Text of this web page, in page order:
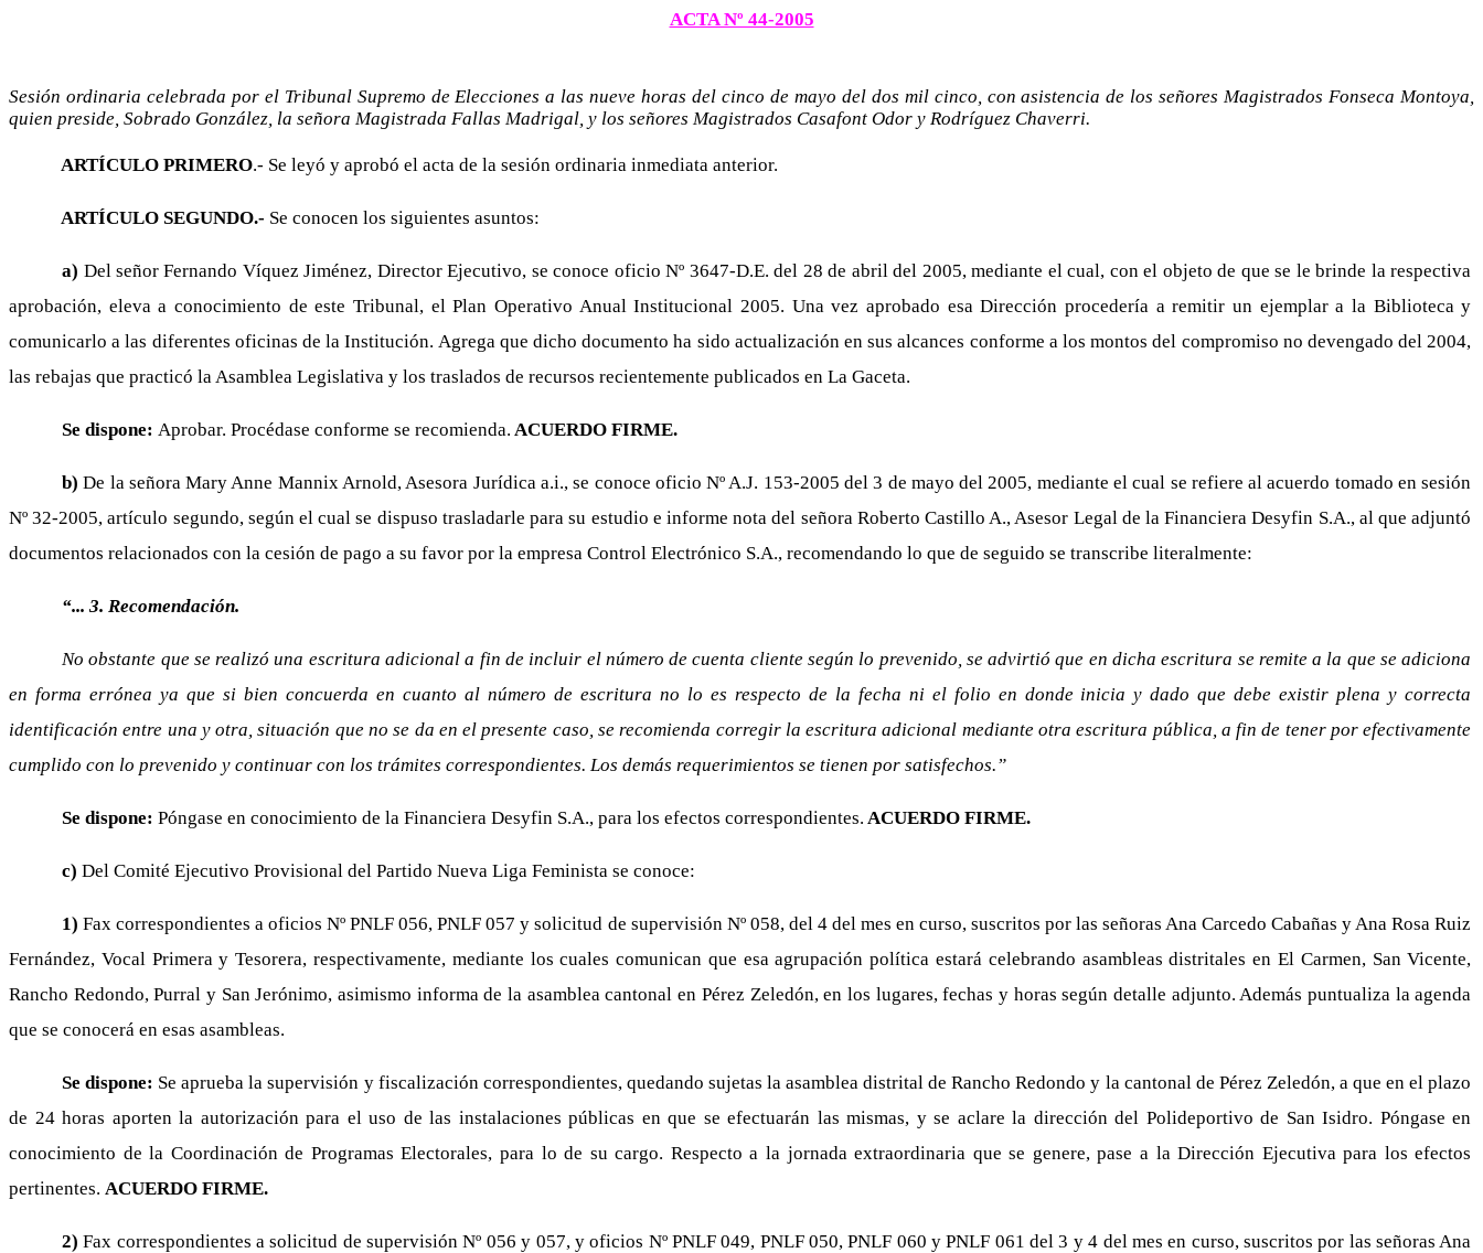
ACTA Nº 44-2005
Sesión ordinaria celebrada por el Tribunal Supremo de Elecciones a las nueve horas del cinco de mayo del dos mil cinco, con asistencia de los señores Magistrados Fonseca Montoya,
quien preside, Sobrado González, la señora Magistrada Fallas Madrigal, y los señores Magistrados Casafont Odor y Rodríguez Chaverri.
ARTÍCULO PRIMERO.- Se leyó y aprobó el acta de la sesión ordinaria inmediata anterior.
ARTÍCULO SEGUNDO.- Se conocen los siguientes asuntos:
a) Del señor Fernando Víquez Jiménez, Director Ejecutivo, se conoce oficio Nº 3647-D.E. del 28 de abril del 2005, mediante el cual, con el objeto de que se le brinde la respectiva
aprobación, eleva a conocimiento de este Tribunal, el Plan Operativo Anual Institucional 2005. Una vez aprobado esa Dirección procedería a remitir un ejemplar a la Biblioteca y
comunicarlo a las diferentes oficinas de la Institución. Agrega que dicho documento ha sido actualización en sus alcances conforme a los montos del compromiso no devengado del 2004,
las rebajas que practicó la Asamblea Legislativa y los traslados de recursos recientemente publicados en La Gaceta.
Se dispone: Aprobar. Procédase conforme se recomienda. ACUERDO FIRME.
b)De la señora Mary Anne Mannix Arnold, Asesora Jurídica a.i., se conoce oficio Nº A.J. 153-2005 del 3 de mayo del 2005, mediante el cual se refiere al acuerdo tomado en sesión
Nº 32-2005, artículo segundo, según el cual se dispuso trasladarle para su estudio e informe nota del señora Roberto Castillo A., Asesor Legal de la Financiera Desyfin S.A., al que adjuntó
documentos relacionados con la cesión de pago a su favor por la empresa Control Electrónico S.A., recomendando lo que de seguido se transcribe literalmente:
“... 3. Recomendación.
No obstante que se realizó una escritura adicional a fin de incluir el número de cuenta cliente según lo prevenido, se advirtió que en dicha escritura se remite a la que se adiciona
en forma errónea ya que si bien concuerda en cuanto al número de escritura no lo es respecto de la fecha ni el folio en donde inicia y dado que debe existir plena y correcta
identificación entre una y otra, situación que no se da en el presente caso, se recomienda corregir la escritura adicional mediante otra escritura pública, a fin de tener por efectivamente
cumplido con lo prevenido y continuar con los trámites correspondientes. Los demás requerimientos se tienen por satisfechos.”
Se dispone: Póngase en conocimiento de la Financiera Desyfin S.A., para los efectos correspondientes. ACUERDO FIRME.
c) Del Comité Ejecutivo Provisional del Partido Nueva Liga Feminista se conoce:
1) Fax correspondientes a oficios Nº PNLF 056, PNLF 057 y solicitud de supervisión Nº 058, del 4 del mes en curso, suscritos por las señoras Ana Carcedo Cabañas y Ana Rosa Ruiz
Fernández, Vocal Primera y Tesorera, respectivamente, mediante los cuales comunican que esa agrupación política estará celebrando asambleas distritales en El Carmen, San Vicente,
Rancho Redondo, Purral y San Jerónimo, asimismo informa de la asamblea cantonal en Pérez Zeledón, en los lugares, fechas y horas según detalle adjunto. Además puntualiza la agenda
que se conocerá en esas asambleas.
Se dispone: Se aprueba la supervisión y fiscalización correspondientes, quedando sujetas la asamblea distrital de Rancho Redondo y la cantonal de Pérez Zeledón, a que en el plazo
de 24 horas aporten la autorización para el uso de las instalaciones públicas en que se efectuarán las mismas, y se aclare la dirección del Polideportivo de San Isidro. Póngase en
conocimiento de la Coordinación de Programas Electorales, para lo de su cargo. Respecto a la jornada extraordinaria que se genere, pase a la Dirección Ejecutiva para los efectos
pertinentes. ACUERDO FIRME.
2)Fax correspondientes a solicitud de supervisión Nº 056 y 057, y oficios Nº PNLF 049, PNLF 050, PNLF 060 y PNLF 061 del 3 y 4 del mes en curso, suscritos por las señoras Ana